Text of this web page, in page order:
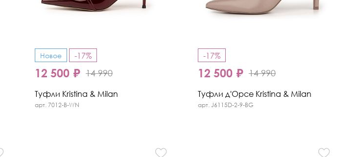
Новое -17%
12 500 ₽ 14 990
Туфли Kristina & Milan
арт. 7012-B-WN
-17%
12 500 ₽ 14 990
Туфли д'Орсе Kristina & Milan
арт. J6115D-2-9-BG